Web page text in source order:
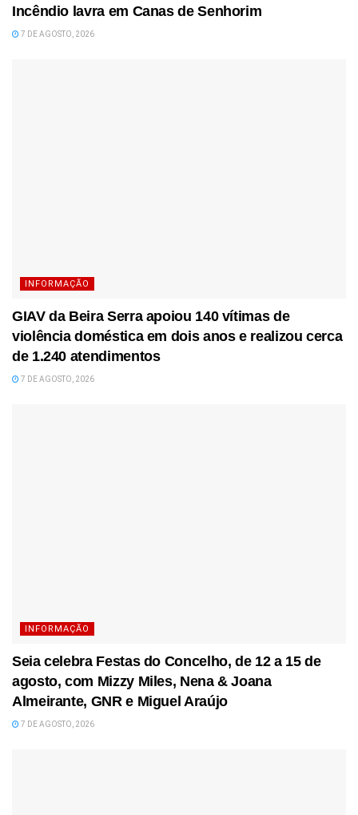
Incêndio lavra em Canas de Senhorim
7 DE AGOSTO, 2026
INFORMAÇÃO
GIAV da Beira Serra apoiou 140 vítimas de
violência doméstica em dois anos e realizou cerca
de 1.240 atendimentos
7 DE AGOSTO, 2026
INFORMAÇÃO
Seia celebra Festas do Concelho, de 12 a 15 de
agosto, com Mizzy Miles, Nena & Joana
Almeirante, GNR e Miguel Araújo
7 DE AGOSTO, 2026